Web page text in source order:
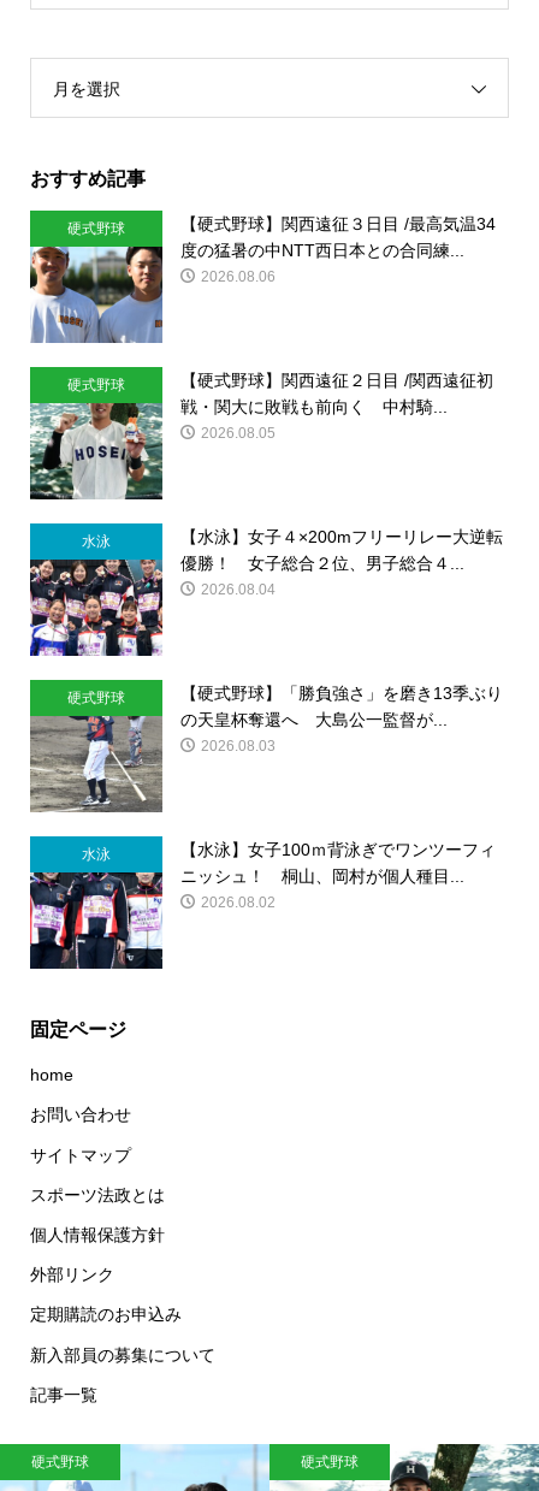
月を選択
おすすめ記事
硬式野球
【硬式野球】関西遠征３日目 /最高気温34
度の猛暑の中NTT西日本との合同練...
2026.08.06
硬式野球
【硬式野球】関西遠征２日目 /関西遠征初
戦・関大に敗戦も前向く 中村騎...
2026.08.05
水泳
【水泳】女子４×200mフリーリレー大逆転
優勝！ 女子総合２位、男子総合４...
2026.08.04
硬式野球
【硬式野球】「勝負強さ」を磨き13季ぶり
の天皇杯奪還へ 大島公一監督が...
2026.08.03
水泳
【水泳】女子100ｍ背泳ぎでワンツーフィ
ニッシュ！ 桐山、岡村が個人種目...
2026.08.02
固定ページ
home
お問い合わせ
サイトマップ
スポーツ法政とは
個人情報保護方針
外部リンク
定期購読のお申込み
新入部員の募集について
記事一覧
硬式野球 硬式野球